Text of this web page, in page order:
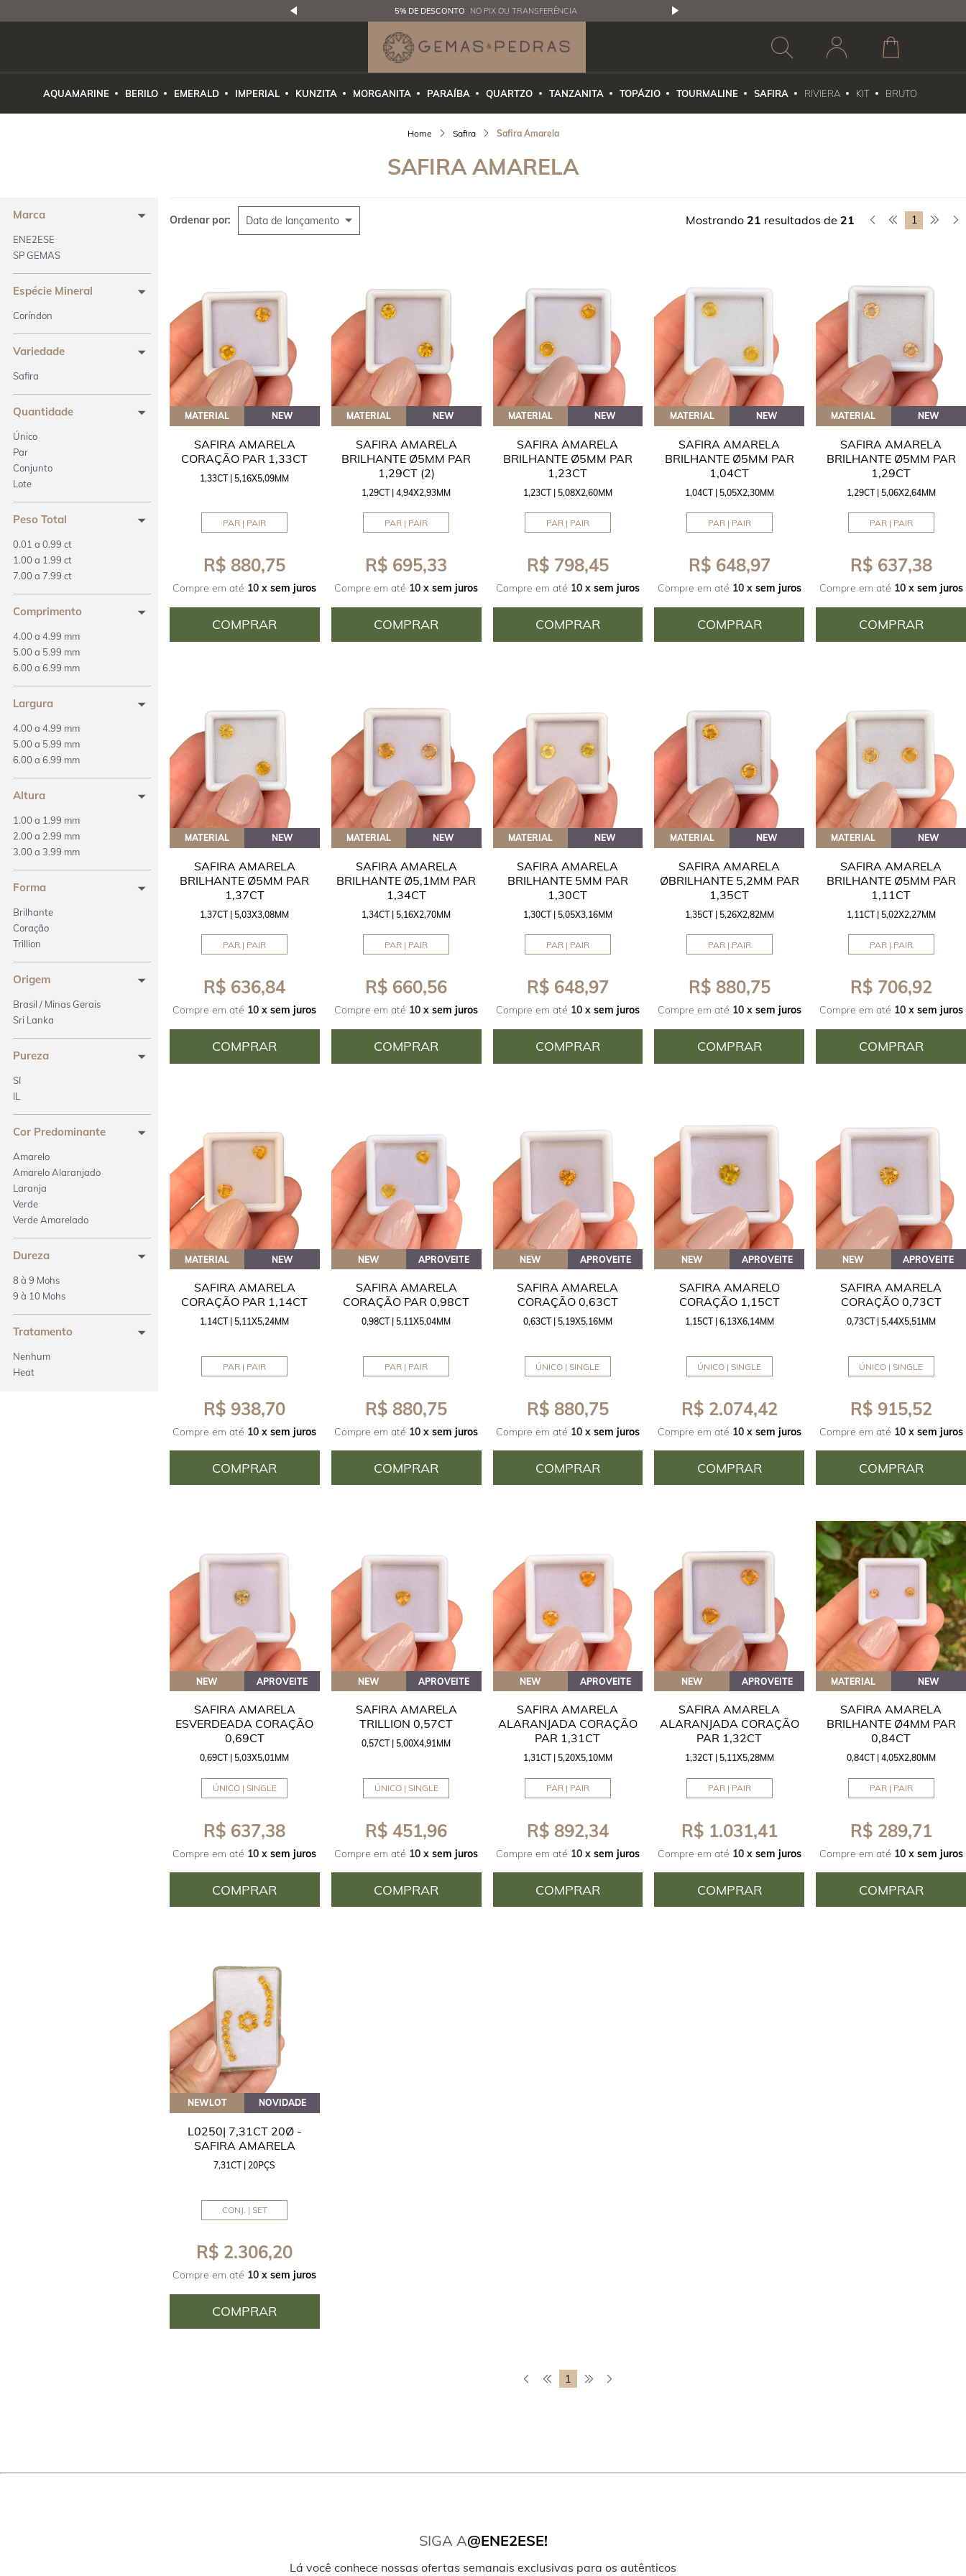
5% DE DESCONTO NO PIX OU TRANSFERÊNCIA
AQUAMARINE BERILO EMERALD IMPERIAL KUNZITA MORGANITA PARAÍBA QUARTZO TANZANITA TOPÁZIO TOURMALINE SAFIRA RIVIERA KIT BRUTO
Safira Safira Amarela
SAFIRA AMARELA
Marca
ENE2ESE
SP GEMAS
Espécie Mineral
Coríndon
Variedade
Safira
Quantidade
Único
Par
Conjunto
Lote
Peso Total
0.01 a 0.99 ct
1.00 a 1.99 ct
7.00 a 7.99 ct
Comprimento
4.00 a 4.99 mm
5.00 a 5.99 mm
6.00 a 6.99 mm
Largura
4.00 a 4.99 mm
5.00 a 5.99 mm
6.00 a 6.99 mm
Altura
1.00 a 1.99 mm
2.00 a 2.99 mm
3.00 a 3.99 mm
Forma
Brilhante
Coração
Trillion
Origem
Brasil / Minas Gerais
Sri Lanka
Pureza
SI
IL
Cor Predominante
Amarelo
Amarelo Alaranjado
Laranja
Verde
Verde Amarelado
Dureza
8 à 9 Mohs
9 à 10 Mohs
Tratamento
Nenhum
Heat
1
Mostrando 21 resultados de 21
Ordenar por: Data de lançamento
MATERIAL NEW
SAFIRA AMARELA
CORAÇÃO PAR 1,33CT
1,33CT | 5,16X5,09MM
PAR | PAIR
R$ 880,75
Compre em até 10 x sem juros
COMPRAR
MATERIAL NEW
SAFIRA AMARELA
BRILHANTE Ø5MM PAR
1,29CT (2)
1,29CT | 4,94X2,93MM
PAR | PAIR
R$ 695,33
Compre em até 10 x sem juros
COMPRAR
MATERIAL NEW
SAFIRA AMARELA
BRILHANTE Ø5MM PAR
1,23CT
1,23CT | 5,08X2,60MM
PAR | PAIR
R$ 798,45
Compre em até 10 x sem juros
COMPRAR
MATERIAL NEW
SAFIRA AMARELA
BRILHANTE Ø5MM PAR
1,04CT
1,04CT | 5,05X2,30MM
PAR | PAIR
R$ 648,97
Compre em até 10 x sem juros
COMPRAR
MATERIAL NEW
SAFIRA AMARELA
BRILHANTE Ø5MM PAR
1,29CT
1,29CT | 5,06X2,64MM
PAR | PAIR
R$ 637,38
Compre em até 10 x sem juros
COMPRAR
MATERIAL NEW
SAFIRA AMARELA
BRILHANTE Ø5MM PAR
1,37CT
1,37CT | 5,03X3,08MM
PAR | PAIR
R$ 636,84
Compre em até 10 x sem juros
COMPRAR
MATERIAL NEW
SAFIRA AMARELA
BRILHANTE Ø5,1MM PAR
1,34CT
1,34CT | 5,16X2,70MM
PAR | PAIR
R$ 660,56
Compre em até 10 x sem juros
COMPRAR
MATERIAL NEW
SAFIRA AMARELA
BRILHANTE 5MM PAR
1,30CT
1,30CT | 5,05X3,16MM
PAR | PAIR
R$ 648,97
Compre em até 10 x sem juros
COMPRAR
MATERIAL NEW
SAFIRA AMARELA
ØBRILHANTE 5,2MM PAR
1,35CT
1,35CT | 5,26X2,82MM
PAR | PAIR
R$ 880,75
Compre em até 10 x sem juros
COMPRAR
MATERIAL NEW
SAFIRA AMARELA
BRILHANTE Ø5MM PAR
1,11CT
1,11CT | 5,02X2,27MM
PAR | PAIR
R$ 706,92
Compre em até 10 x sem juros
COMPRAR
MATERIAL NEW
SAFIRA AMARELA
CORAÇÃO PAR 1,14CT
1,14CT | 5,11X5,24MM
PAR | PAIR
R$ 938,70
Compre em até 10 x sem juros
COMPRAR
NEW APROVEITE
SAFIRA AMARELA
CORAÇÃO PAR 0,98CT
0,98CT | 5,11X5,04MM
PAR | PAIR
R$ 880,75
Compre em até 10 x sem juros
COMPRAR
NEW APROVEITE
SAFIRA AMARELA
CORAÇÃO 0,63CT
0,63CT | 5,19X5,16MM
ÚNICO | SINGLE
R$ 880,75
Compre em até 10 x sem juros
COMPRAR
NEW APROVEITE
SAFIRA AMARELO
CORAÇÃO 1,15CT
1,15CT | 6,13X6,14MM
ÚNICO | SINGLE
R$ 2.074,42
Compre em até 10 x sem juros
COMPRAR
NEW APROVEITE
SAFIRA AMARELA
CORAÇÃO 0,73CT
0,73CT | 5,44X5,51MM
ÚNICO | SINGLE
R$ 915,52
Compre em até 10 x sem juros
COMPRAR
NEW APROVEITE
SAFIRA AMARELA
ESVERDEADA CORAÇÃO
0,69CT
0,69CT | 5,03X5,01MM
ÚNICO | SINGLE
R$ 637,38
Compre em até 10 x sem juros
COMPRAR
NEW APROVEITE
SAFIRA AMARELA
TRILLION 0,57CT
0,57CT | 5,00X4,91MM
ÚNICO | SINGLE
R$ 451,96
Compre em até 10 x sem juros
COMPRAR
NEW APROVEITE
SAFIRA AMARELA
ALARANJADA CORAÇÃO
PAR 1,31CT
1,31CT | 5,20X5,10MM
PAR | PAIR
R$ 892,34
Compre em até 10 x sem juros
COMPRAR
NEW APROVEITE
SAFIRA AMARELA
ALARANJADA CORAÇÃO
PAR 1,32CT
1,32CT | 5,11X5,28MM
PAR | PAIR
R$ 1.031,41
Compre em até 10 x sem juros
COMPRAR
MATERIAL NEW
SAFIRA AMARELA
BRILHANTE Ø4MM PAR
0,84CT
0,84CT | 4,05X2,80MM
PAR | PAIR
R$ 289,71
Compre em até 10 x sem juros
COMPRAR
NEWLOT NOVIDADE
L0250| 7,31CT 20Ø -
SAFIRA AMARELA
7,31CT | 20PÇS
CONJ. | SET
R$ 2.306,20
Compre em até 10 x sem juros
COMPRAR
1
SIGA A@ENE2ESE!
Lá você conhece nossas ofertas semanais exclusivas para os autênticos